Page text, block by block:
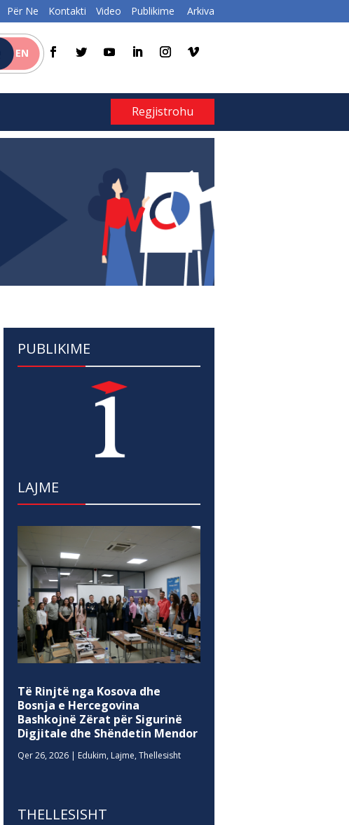
Për Ne Kontakti Video Publikime Arkiva
EN
Regjistrohu
PUBLIKIME
LAJME
Të Rinjtë nga Kosova dhe
Bosnja e Hercegovina
Bashkojnë Zërat për Sigurinë
Digjitale dhe Shëndetin Mendor
Qer 26, 2026 | Edukim, Lajme,Thellesisht
THELLESISHT